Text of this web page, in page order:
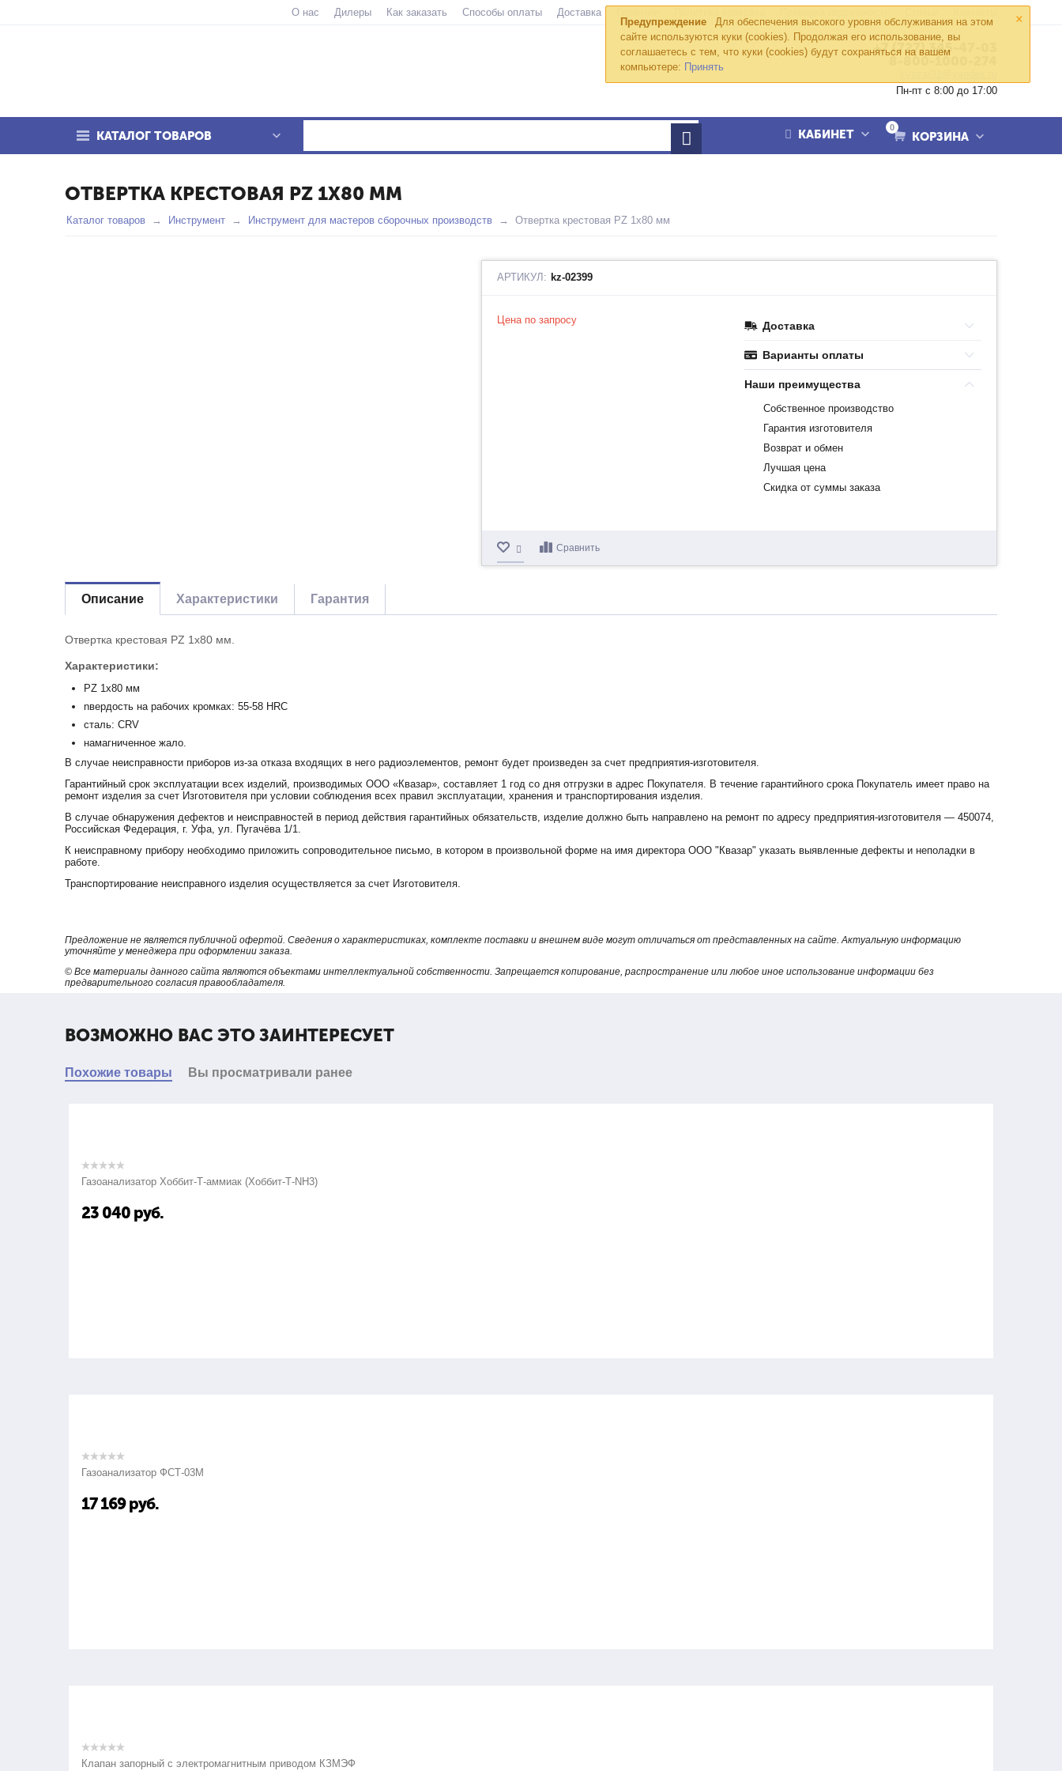
×
Предупреждение
Для обеспечения высокого уровня обслуживания на этом
сайте используются куки (cookies). Продолжая его использование, вы
соглашаетесь с тем, что куки (cookies) будут сохраняться на вашем
компьютере: Принять
О нас Дилеры Как заказать Способы оплаты Доставка
+7 (727) 345-47-03
Пн-пт с 8:00 до 17:00
КАТАЛОГ ТОВАРОВ
0
КОРЗИНА
КАБИНЕТ
ОТВЕРТКА КРЕСТОВАЯ PZ 1Х80 ММ
Каталог товаров Инструмент Инструмент для мастеров сборочных производств Отвертка крестовая PZ 1х80 мм
АРТИКУЛ: kz-02399
Цена по запросу Доставка
Варианты оплаты
Наши преимущества
Собственное производство
Гарантия изготовителя
Возврат и обмен
Лучшая цена
Скидка от суммы заказа
Сравнить
Описание Характеристики Гарантия
Отвертка крестовая PZ 1х80 мм.
Характеристики:
PZ 1x80 мм
nвердость на рабочих кромках: 55-58 HRC
cталь: CRV
намагниченное жало.
В случае неисправности приборов из-за отказа входящих в него радиоэлементов, ремонт будет произведен за счет предприятия-изготовителя.
Гарантийный срок эксплуатации всех изделий, производимых ООО «Квазар», составляет 1 год со дня отгрузки в адрес Покупателя. В течение гарантийного срока Покупатель имеет право на
ремонт изделия за счет Изготовителя при условии соблюдения всех правил эксплуатации, хранения и транспортирования изделия.
В случае обнаружения дефектов и неисправностей в период действия гарантийных обязательств, изделие должно быть направлено на ремонт по адресу предприятия-изготовителя — 450074,
Российская Федерация, г. Уфа, ул. Пугачёва 1/1.
К неисправному прибору необходимо приложить сопроводительное письмо, в котором в произвольной форме на имя директора ООО "Квазар" указать выявленные дефекты и неполадки в
работе.
Транспортирование неисправного изделия осуществляется за счет Изготовителя.
Предложение не является публичной офертой. Сведения о характеристиках, комплекте поставки и внешнем виде могут отличаться от представленных на сайте. Актуальную информацию
уточняйте у менеджера при оформлении заказа.
© Все материалы данного сайта являются объектами интеллектуальной собственности. Запрещается копирование, распространение или любое иное использование информации без
предварительного согласия правообладателя.
ВОЗМОЖНО ВАС ЭТО ЗАИНТЕРЕСУЕТ
Похожие товары Вы просматривали ранее
Газоанализатор Хоббит-Т-аммиак (Хоббит-Т-NH3)
23 040 руб.
Газоанализатор ФСТ-03М
17 169 руб.
Клапан запорный с электромагнитным приводом КЗМЭФ